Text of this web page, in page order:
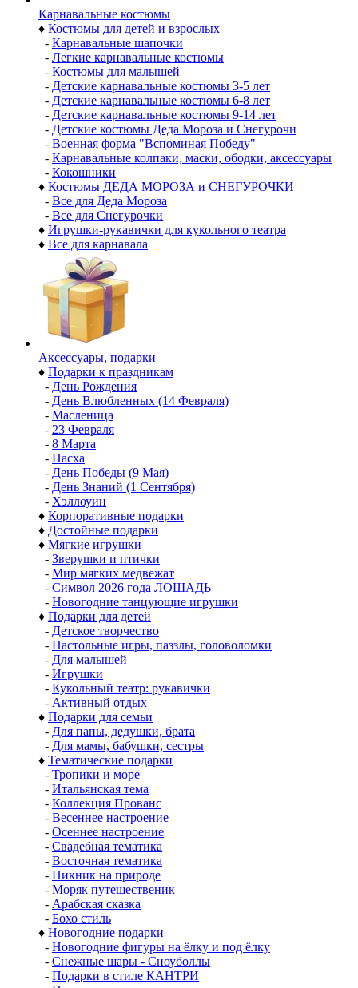
Карнавальные костюмы
♦ Костюмы для детей и взрослых
- Карнавальные шапочки
- Легкие карнавальные костюмы
- Костюмы для малышей
- Детские карнавальные костюмы 3-5 лет
- Детские карнавальные костюмы 6-8 лет
- Детские карнавальные костюмы 9-14 лет
- Детские костюмы Деда Мороза и Снегурочи
- Военная форма "Вспоминая Победу"
- Карнавальные колпаки, маски, ободки, аксессуары
- Кокошники
♦ Костюмы ДЕДА МОРОЗА и СНЕГУРОЧКИ
- Все для Деда Мороза
- Все для Снегурочки
♦ Игрушки-рукавички для кукольного театра
♦ Все для карнавала
Аксессуары, подарки
♦ Подарки к праздникам
- День Рождения
- День Влюбленных (14 Февраля)
- Масленица
- 23 Февраля
- 8 Марта
- Пасха
- День Победы (9 Мая)
- День Знаний (1 Сентября)
- Хэллоуин
♦ Корпоративные подарки
♦ Достойные подарки
♦ Мягкие игрушки
- Зверушки и птички
- Мир мягких медвежат
- Символ 2026 года ЛОШАДЬ
- Новогодние танцующие игрушки
♦ Подарки для детей
- Детское творчество
- Настольные игры, паззлы, головоломки
- Для малышей
- Игрушки
- Кукольный театр: рукавички
- Активный отдых
♦ Подарки для семьи
- Для папы, дедушки, брата
- Для мамы, бабушки, сестры
♦ Тематические подарки
- Тропики и море
- Итальянская тема
- Коллекция Прованс
- Весеннее настроение
- Осеннее настроение
- Свадебная тематика
- Восточная тематика
- Пикник на природе
- Моряк путешественик
- Арабская сказка
- Бохо стиль
♦ Новогодние подарки
- Новогодние фигуры на ёлку и под ёлку
- Снежные шары - Сноуболлы
- Подарки в стиле КАНТРИ